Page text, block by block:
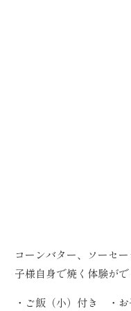
コーンバター、ソーセ
子様自身で焼く体験がで
・ご飯（小）付き ・お